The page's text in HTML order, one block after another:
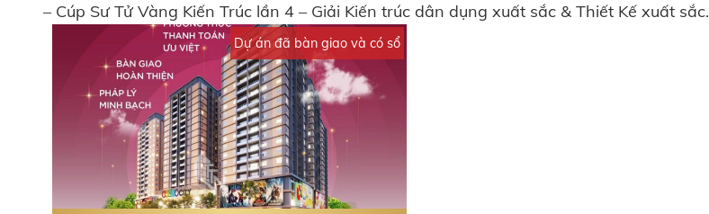
– Cúp Sư Tử Vàng Kiến Trúc lần 4 – Giải Kiến trúc dân dụng xuất sắc & Thiết Kế xuất sắc.
Dự án đã bàn giao và có sổ